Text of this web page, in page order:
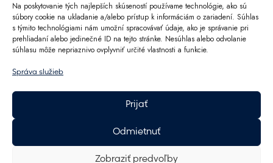
Na poskytovanie tých najlepších skúseností používame technológie, ako sú
súbory cookie na ukladanie a/alebo prístup k informáciám o zariadení. Súhlas
s týmito technológiami nám umožní spracovávať údaje, ako je správanie pri
prehliadaní alebo jedinečné ID na tejto stránke. Nesúhlas alebo odvolanie
súhlasu môže nepriaznivo ovplyvniť určité vlastnosti a funkcie.
Správa služieb
Prijať
Odmietnuť
Zobraziť predvoľby
m
é
r
i
á
Informácie
Kontakt
FAQ